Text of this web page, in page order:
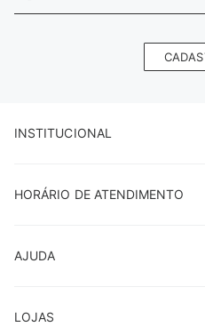
INSTITUCIONAL
HORÁRIO DE ATENDIMENTO
AJUDA
LOJAS